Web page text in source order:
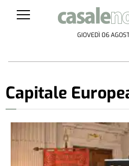
GIOVEDÌ 06
Capitale